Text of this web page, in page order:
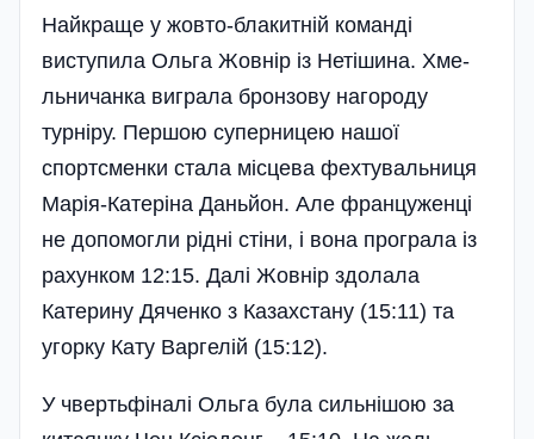
Найкраще у жовто-блакитній команді
виступила Ольга Жо­внір із Нетішина. Хме­
льничанка виграла бронзову наго­роду
турніру. Першою суперницею нашої
спортсменки стала місцева фехтувальниця
Марія-Катеріна Даньйон. Але француженці
не допомогли рідні стіни, і вона програла із
рахунком 12:15. Далі Жовнір здолала
Катерину Дяченко з Казахстану (15:11) та
угорку Кату Варгелій (15:12).
У чвертьфіналі Ольга була сильнішою за